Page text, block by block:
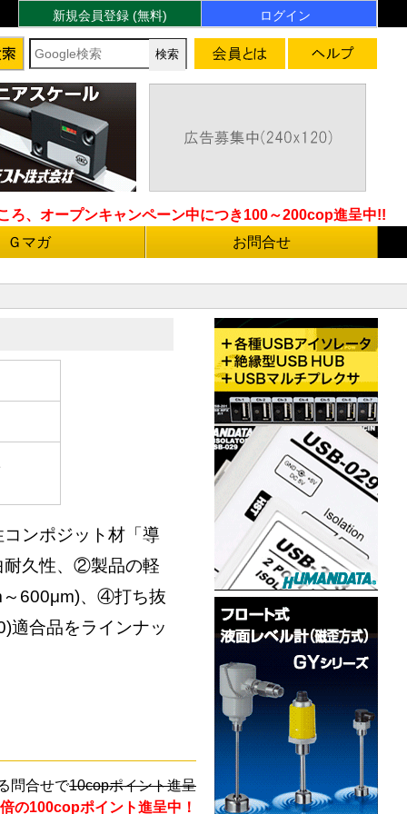
ログイン
新規会員登録 (無料)
ろ、オープンキャンペーン中につき100～200cop進呈中!!
Ｇマガ
お問合せ
ンポジット材「導
耐久性、②製品の軽
600μm)、④打ち抜
適合品をラインナッ
問合せで10copポイント進呈
の100copポイント進呈中！